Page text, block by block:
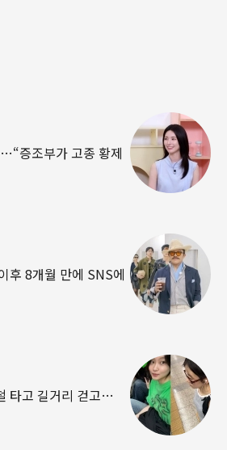
증조부가 고종 황제
후 8개월 만에 SNS에
타고 길거리 걷고…